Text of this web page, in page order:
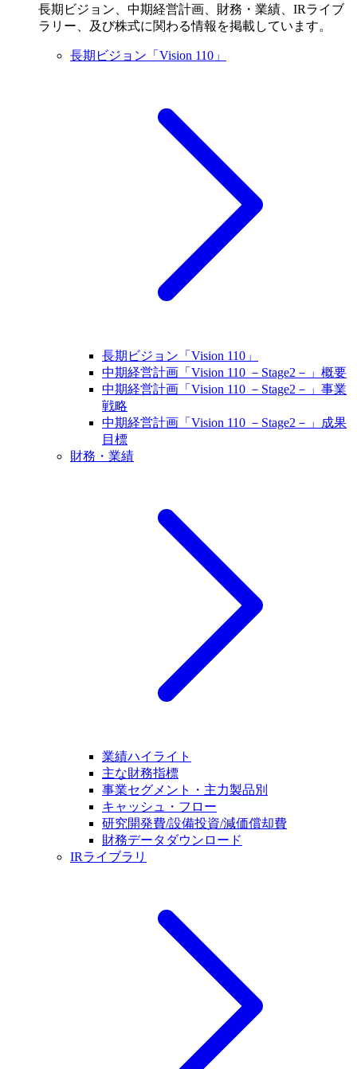
長期ビジョン、中期経営計画、財務・業績、IRライブ
ラリー、及び株式に関わる情報を掲載しています。
長期ビジョン「Vision 110」
長期ビジョン「Vision 110」
中期経営計画「Vision 110 －Stage2－」概要
中期経営計画「Vision 110 －Stage2－」事業
戦略
中期経営計画「Vision 110 －Stage2－」成果
目標
財務・業績
業績ハイライト
主な財務指標
事業セグメント・主力製品別
キャッシュ・フロー
研究開発費/設備投資/減価償却費
財務データダウンロード
IRライブラリ